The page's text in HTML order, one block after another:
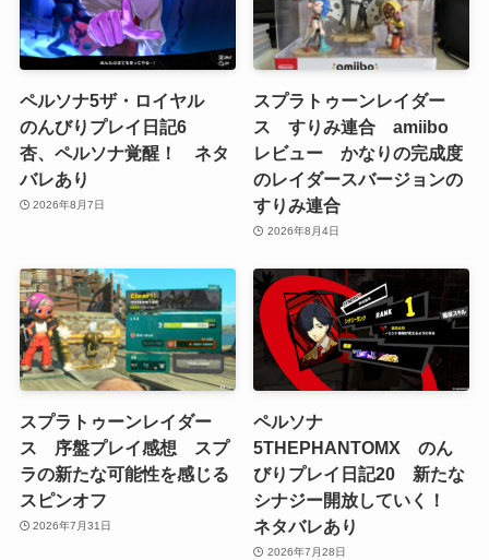
ペルソナ5ザ・ロイヤル
のんびりプレイ日記6
杏、ペルソナ覚醒！ ネタ
バレあり
2026年8月7日
スプラトゥーンレイダー
ス すりみ連合 amiibo
レビュー かなりの完成度
のレイダースバージョンの
すりみ連合
2026年8月4日
スプラトゥーンレイダー
ス 序盤プレイ感想 スプ
ラの新たな可能性を感じる
スピンオフ
2026年7月31日
ペルソナ
5THEPHANTOMX のん
びりプレイ日記20 新たな
シナジー開放していく！
ネタバレあり
2026年7月28日